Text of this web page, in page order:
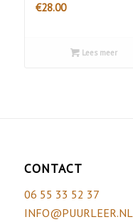
€28.00
Lees meer
CONTACT
06 55 33 52 37
INFO@PUURLEER.NL